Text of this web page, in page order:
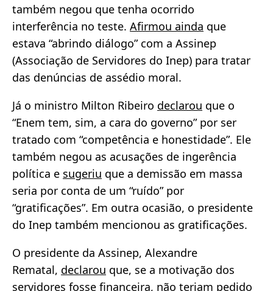
também negou que tenha ocorrido
interferência no teste. Afirmou ainda que
estava “abrindo diálogo” com a Assinep
(Associação de Servidores do Inep) para tratar
das denúncias de assédio moral.
Já o ministro Milton Ribeiro declarou que o
“Enem tem, sim, a cara do governo” por ser
tratado com “competência e honestidade”. Ele
também negou as acusações de ingerência
política e sugeriu que a demissão em massa
seria por conta de um “ruído” por
“gratificações”. Em outra ocasião, o presidente
do Inep também mencionou as gratificações.
O presidente da Assinep, Alexandre
Rematal, declarou que, se a motivação dos
servidores fosse financeira, não teriam pedido